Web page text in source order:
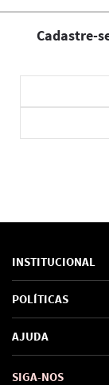
Cadastre-
INSTITUCIONAL
Sobre Nós
Marcas
SAC de marcas
Como comprar
POLÍTICAS
Política de
Troca e
Formas de
AJUDA
SIGA-NOS